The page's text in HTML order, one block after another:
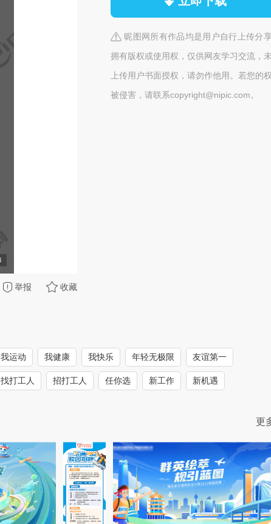
举报 收藏
昵图网所有作品均是用户自行上传分
拥有版权或使用权，仅供网友学习交流，
上传用户书面授权，请勿作他用。若您的
被侵害，请联系copyright@nipic.com。
我运动 我健康 我快乐 年轻无极限 友谊第一
找打工人 招打工人 任你选 新工作 新机遇
更